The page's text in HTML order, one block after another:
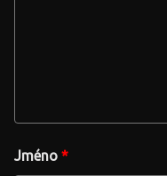
Jméno *